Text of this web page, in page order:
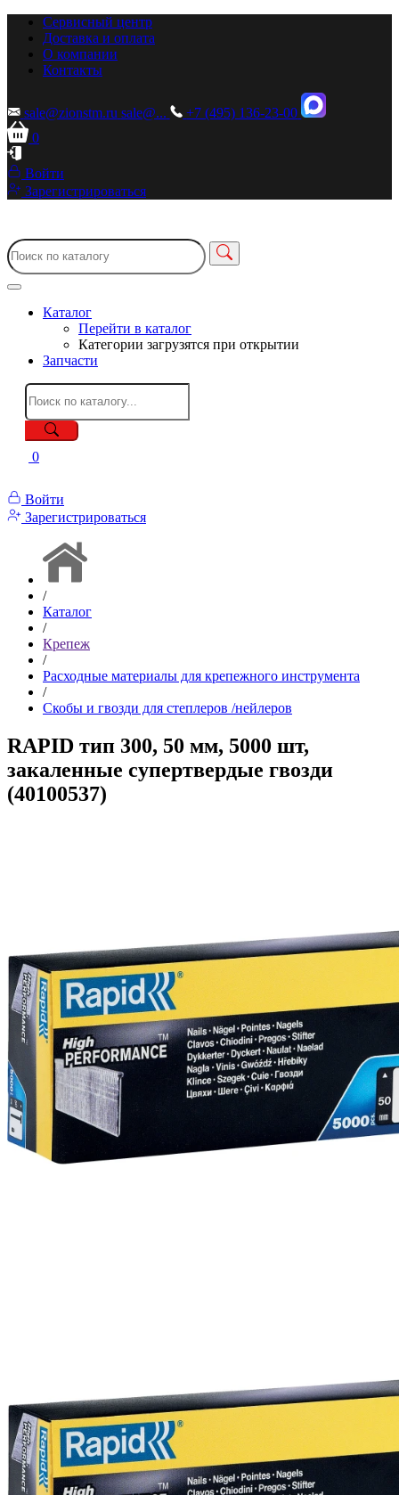
Сервисный центр
Доставка и оплата
О компании
Контакты
sale@zionstm.ru sale@...
+7 (495) 136-23-00
0
Войти
Зарегистрироваться
Каталог
Перейти в каталог
Категории загрузятся при открытии
Запчасти
0
Войти
Зарегистрироваться
/
Каталог
/
Крепеж
/
Расходные материалы для крепежного инструмента
/
Скобы и гвозди для степлеров /нейлеров
RAPID тип 300, 50 мм, 5000 шт,
закаленные супертвердые гвозди
(40100537)